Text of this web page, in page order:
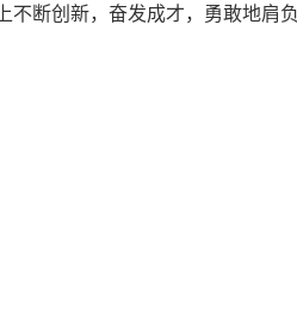
断创新，奋发成才，勇敢地肩